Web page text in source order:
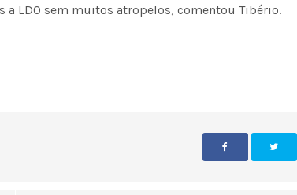
LDO sem muitos atropelos, comentou Tibério.